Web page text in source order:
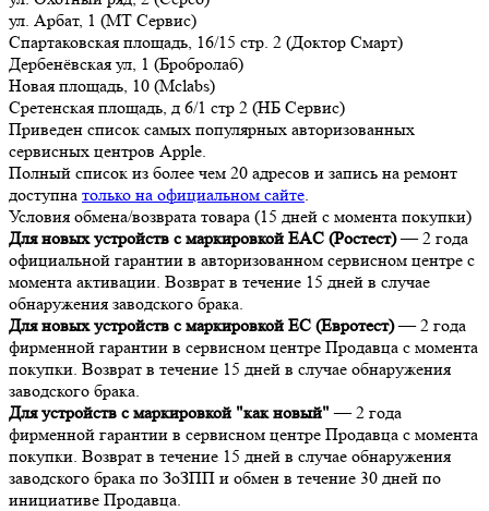
ул. Арбат, 1 (МТ Сервис)
Спартаковская площадь, 16/15 стр. 2 (Доктор Смарт)
Дербенёвская ул, 1 (Бробролаб)
Новая площадь, 10 (Mclabs)
Сретенская площадь, д 6/1 стр 2 (НБ Сервис)
Приведен список самых популярных авторизованных
сервисных центров Apple.
Полный список из более чем 20 адресов и запись на ремонт
доступна только на официальном сайте.
Условия обмена/возврата товара (15 дней с момента покупки)
Для новых устройств с маркировкой EAC (Ростест)— 2 года
официальной гарантии в авторизованном сервисном центре с
момента активации. Возврат в течение 15 дней в случае
обнаружения заводского брака.
Для новых устройств с маркировкой EC (Евротест)— 2 года
фирменной гарантии в сервисном центре Продавца с момента
покупки. Возврат в течение 15 дней в случае обнаружения
заводского брака.
Для устройств с маркировкой "как новый" — 2 года
фирменной гарантии в сервисном центре Продавца с момента
покупки. Возврат в течение 15 дней в случае обнаружения
заводского брака по ЗоЗПП и обмен в течение 30 дней по
инициативе Продавца.